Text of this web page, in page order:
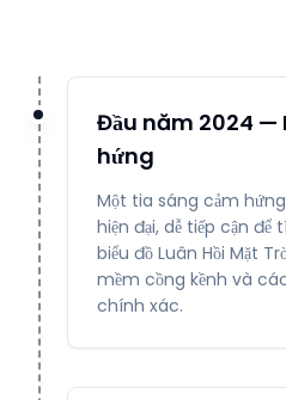
Đầu năm 2024 —
hứng
Một tia sáng cảm
hiện đại, dễ tiếp cận
biểu đồ Luân Hồi Mặt
mềm cồng kềnh và
chính xác.